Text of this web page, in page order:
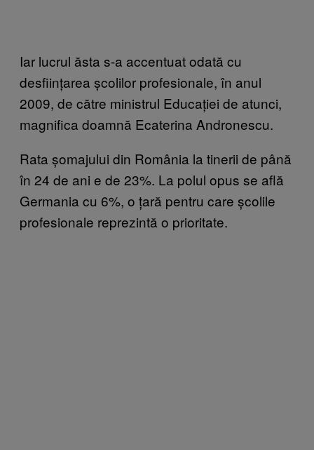
Iar lucrul ăsta s-a accentuat odată cu
desființarea școlilor profesionale, în anul
2009, de către ministrul Educației de atunci,
magnifica doamnă Ecaterina Andronescu.
Rata șomajului din România la tinerii de până
în 24 de ani e de 23%. La polul opus se află
Germania cu 6%, o țară pentru care școlile
profesionale reprezintă o prioritate.